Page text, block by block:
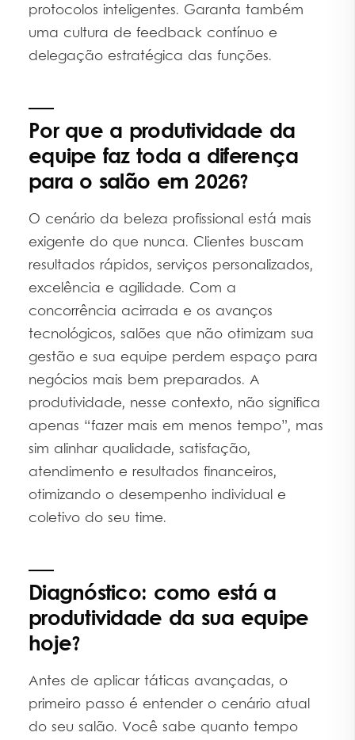
protocolos inteligentes. Garanta também
uma cultura de feedback contínuo e
delegação estratégica das funções.
Por que a produtividade da
equipe faz toda a diferença
para o salão em 2026?
O cenário da beleza profissional está mais
exigente do que nunca. Clientes buscam
resultados rápidos, serviços personalizados,
excelência e agilidade. Com a
concorrência acirrada e os avanços
tecnológicos, salões que não otimizam sua
gestão e sua equipe perdem espaço para
negócios mais bem preparados. A
produtividade, nesse contexto, não significa
apenas “fazer mais em menos tempo”, mas
sim alinhar qualidade, satisfação,
atendimento e resultados financeiros,
otimizando o desempenho individual e
coletivo do seu time.
Diagnóstico: como está a
produtividade da sua equipe
hoje?
Antes de aplicar táticas avançadas, o
primeiro passo é entender o cenário atual
do seu salão. Você sabe quanto tempo